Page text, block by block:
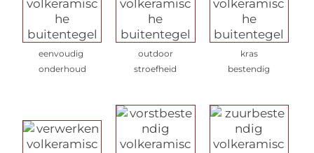
eenvoudig
onderhoud
outdoor
stroefheid
kras
bestendig